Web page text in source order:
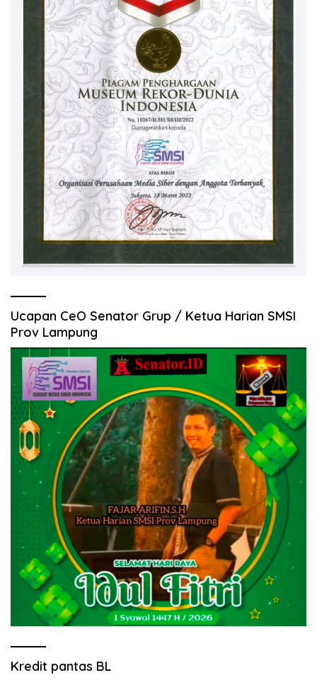
Ucapan CeO Senator Grup / Ketua Harian SMSI
Prov Lampung
Kredit pantas BL